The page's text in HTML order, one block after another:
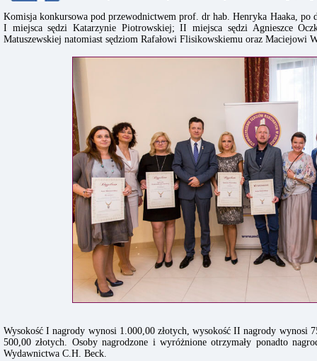
Komisja konkursowa pod przewodnictwem prof. dr hab. Henryka Haaka, po
I miejsca sędzi Katarzynie Piotrowskiej; II miejsca sędzi Agnieszce
Matuszewskiej natomiast sędziom Rafałowi Flisikowskiemu oraz Maciejowi
Wysokość I nagrody wynosi 1.000,00 złotych, wysokość II nagrody wynosi
500,00 złotych. Osoby nagrodzone i wyróżnione otrzymały ponadto
Wydawnictwa C.H. Beck.